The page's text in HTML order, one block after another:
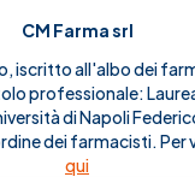
CM Farma srl
iscritto all'albo dei
professionale:
di Napoli
dei farmacisti. Per
qui